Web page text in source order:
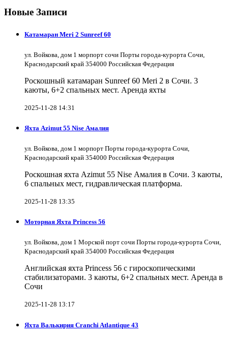
Новые Записи
Катамаран Meri 2 Sunreef 60
ул. Войкова, дом 1 морпорт сочи Порты города-курорта Сочи,
Краснодарский край 354000 Российская Федерация
Роскошный катамаран Sunreef 60 Meri 2 в Сочи. 3
каюты, 6+2 спальных мест. Аренда яхты
2025-11-28 14:31
Яхта Azimut 55 Nise Амалия
ул. Войкова, дом 1 морпорт Порты города-курорта Сочи,
Краснодарский край 354000 Российская Федерация
Роскошная яхта Azimut 55 Nise Амалия в Сочи. 3 каюты,
6 спальных мест, гидравлическая платформа.
2025-11-28 13:35
Моторная Яхта Princess 56
ул. Войкова, дом 1 Морской порт сочи Порты города-курорта Сочи,
Краснодарский край 354000 Российская Федерация
Английская яхта Princess 56 с гироскопическими
стабилизаторами. 3 каюты, 6+2 спальных мест. Аренда в
Сочи
2025-11-28 13:17
Яхта Валькирия Cranchi Atlantique 43